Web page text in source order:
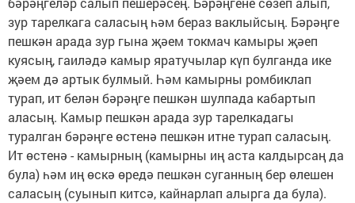
зур тарелкага саласың һәм бераз ваклыйсың. Бәрәңге
пешкән арада зур гына җәем токмач камыры җәеп
куясың, гаиләдә камыр яратучылар күп булганда ике
җәем дә артык булмый. Һәм камырны ромбиклап
турап, ит белән бәрәңге пешкән шулпада кабартып
аласың. Камыр пешкән арада зур тарелкадагы
туралган бәрәңге өстенә пешкән итне турап саласың.
Ит өстенә - камырның (камырны иң аста калдырсаң да
була) һәм иң өскә өредә пешкән суганның бер өлешен
саласың (суынып китсә, кайнарлап алырга да була).